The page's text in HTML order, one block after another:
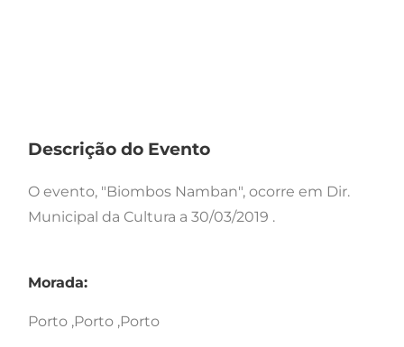
Descrição do Evento
O evento, "Biombos Namban", ocorre em Dir.
Municipal da Cultura a 30/03/2019 .
Morada:
Porto ,Porto ,Porto